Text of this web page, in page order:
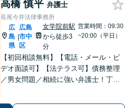
高橋 慎平 弁護士
長尾今井法律事務所
広
島
県
|
広島
市中
区
女学院前駅
から徒歩3
分
営業時間：09:30
~20:00（平日）
【初回相談無料】【電話・メール・ビ
デオ面談可】【法テラス可】債務整理
／男女問題／相続に強い弁護士！丁寧